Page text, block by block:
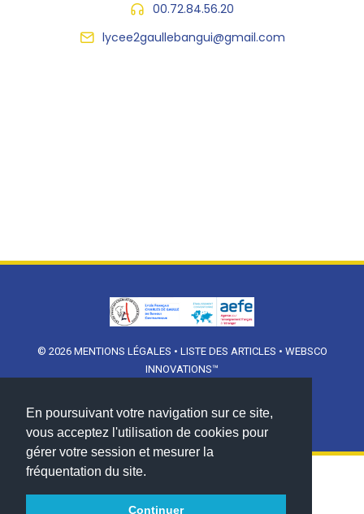
En poursuivant votre navigation sur ce site,
vous acceptez l'utilisation de cookies pour
gérer votre session et mesurer la
fréquentation du site.
Continuer
00.72.84.56.20
lycee2gaullebangui@gmail.com
© 2026 MENTIONS LÉGALES • LISTE DES ARTICLES • WEBSCO
INNOVATIONS™